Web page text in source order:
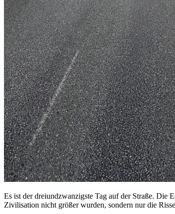
Es ist der dreiundzwanzigste Tag auf der Straße. Die
Zivilisation nicht größer wurden, sondern nur die